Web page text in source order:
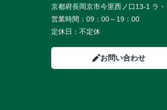
京都府長岡京市今里西ノ口13-1 ラ
営業時間： 09：00～19：00
定休日： 不定休
お問い合わせ